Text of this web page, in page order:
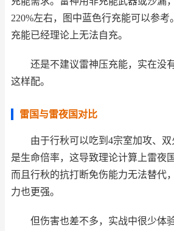
220%左右，图中蓝色行充能可以参
充能已经理论上无法自充。
还是不建议雷神压充能，实在没
这样配。
雷国与雷夜国对比
由于行秋可以吃到4宗室加攻、
是生命倍率，这导致理论计算上雷夜
而且行秋的抗打断免伤能力无法替代
力也更强。
但伤害也差不多，实战中很少体